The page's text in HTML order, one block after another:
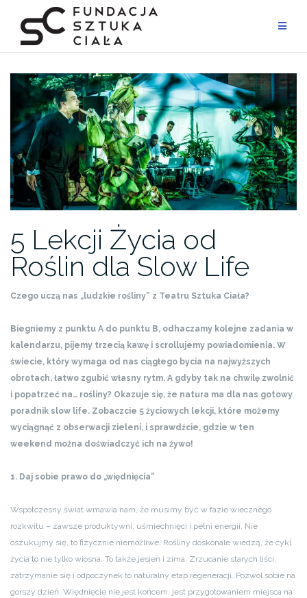
treści
5 Lekcji Życia od
Roślin dla Slow Life
Czego uczą nas „ludzkie rośliny” z Teatru Sztuka Ciała?
Biegniemy z punktu A do punktu B, odhaczamy kolejne zadania w
kalendarzu, pijemy trzecią kawę i scrollujemy powiadomienia. W
świecie, który wymaga od nas ciągłego bycia na najwyższych
obrotach, łatwo zgubić własny rytm. A gdyby tak na chwilę zwolnić
i popatrzeć na… rośliny? Okazuje się, że natura ma dla nas gotowy
poradnik slow life. Zobaczcie 5 życiowych lekcji, które możemy
wyciągnąć z obserwacji zieleni, i sprawdźcie, gdzie w ten
weekend można doświadczyć ich na żywo!
1. Daj sobie prawo do „więdnięcia”
Współczesny świat wmawia nam, że musimy być w fazie wiecznego
rozkwitu – zawsze produktywni, uśmiechnięci i pełni energii. Nie
oszukujmy się, to fizycznie niemożliwe. Rośliny doskonale wiedzą, że cykl
życia to nie tylko wiosna. To także jesień i zima. Zrzucanie starych liści,
zatrzymanie się i odpoczynek to naturalny etap regeneracji. Pozwól sobie na
gorszy dzień. Więdnięcie nie jest końcem, jest przygotowaniem miejsca na